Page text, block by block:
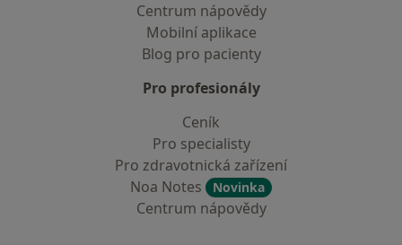
Centrum nápovědy
Mobilní aplikace
Blog pro pacienty
Pro profesionály
Ceník
Pro specialisty
Pro zdravotnická zařízení
Noa Notes
Novinka
Centrum nápovědy